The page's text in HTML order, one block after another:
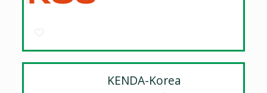
KENDA-Korea